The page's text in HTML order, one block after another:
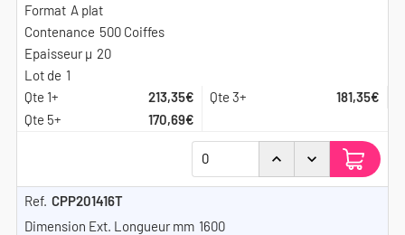
A plat
500 Coiffes
20
1
213,35€
181,35€
170,69€
CPP201416T
1600